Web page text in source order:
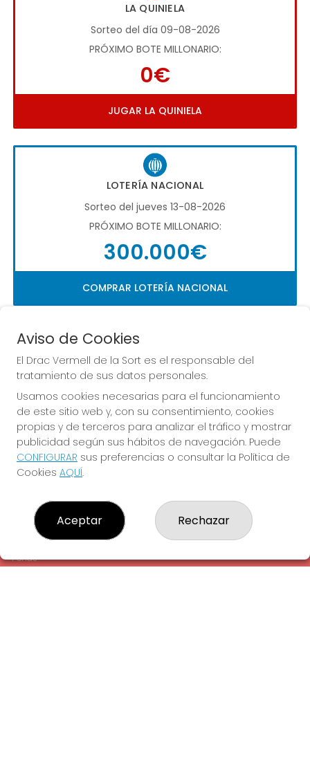
LA QUINIELA
Sorteo del día 09-08-2026
PRÓXIMO BOTE MILLONARIO:
0€
JUGAR LA QUINIELA
LOTERÍA NACIONAL
Sorteo del jueves 13-08-2026
PRÓXIMO BOTE MILLONARIO:
300.000€
COMPRAR LOTERÍA NACIONAL
Imagen anterior
EL DRAC VERMELL DE LA SORT
¿Quiénes somos?
Comprar lotería
Contacto
Empresas
Peñas
Aviso de Cookies
El Drac Vermell de la Sort es el responsable del
tratamiento de sus datos personales.
Usamos cookies necesarias para el funcionamiento
de este sitio web y, con su consentimiento, cookies
propias y de terceros para analizar el tráfico y mostrar
publicidad según sus hábitos de navegación. Puede
CONFIGURAR sus preferencias o consultar la Política de
Cookies AQUÍ.
Aceptar Rechazar